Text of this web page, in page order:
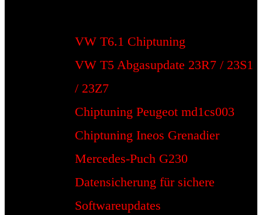
VW T6.1 Chiptuning
VW T5 Abgasupdate 23R7 / 23S1
/ 23Z7
Chiptuning Peugeot md1cs003
Chiptuning Ineos Grenadier
Mercedes-Puch G230
Datensicherung für sichere
Softwareupdates